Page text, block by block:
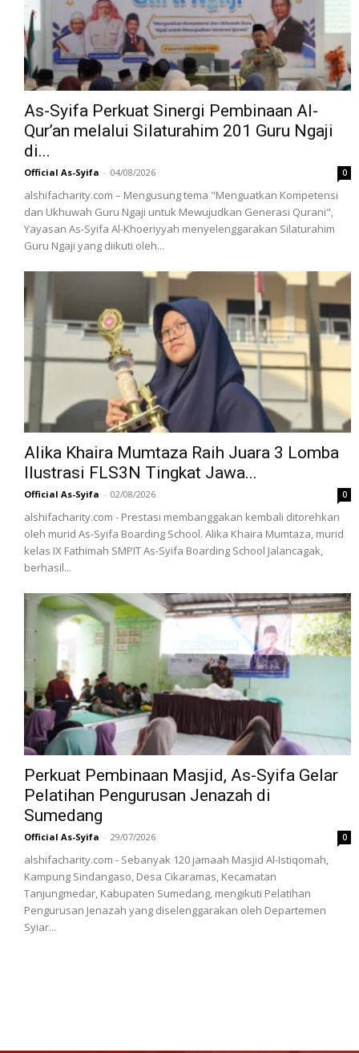
As-Syifa Perkuat Sinergi Pembinaan Al-
Qur’an melalui Silaturahim 201 Guru Ngaji
di...
Official As-Syifa - 04/08/2026 0
alshifacharity.com – Mengusung tema "Menguatkan Kompetensi
dan Ukhuwah Guru Ngaji untuk Mewujudkan Generasi Qurani",
Yayasan As-Syifa Al-Khoeriyyah menyelenggarakan Silaturahim
Guru Ngaji yang diikuti oleh...
Alika Khaira Mumtaza Raih Juara 3 Lomba
Ilustrasi FLS3N Tingkat Jawa...
Official As-Syifa - 02/08/2026 0
alshifacharity.com - Prestasi membanggakan kembali ditorehkan
oleh murid As-Syifa Boarding School. Alika Khaira Mumtaza, murid
kelas IX Fathimah SMPIT As-Syifa Boarding School Jalancagak,
berhasil...
‎Perkuat Pembinaan Masjid, As-Syifa Gelar
Pelatihan Pengurusan Jenazah di
Sumedang
Official As-Syifa - 29/07/2026 0
alshifacharity.com - Sebanyak 120 jamaah Masjid Al-Istiqomah,
Kampung Sindangaso, Desa Cikaramas, Kecamatan
Tanjungmedar, Kabupaten Sumedang, mengikuti Pelatihan
Pengurusan Jenazah yang diselenggarakan oleh Departemen
Syiar...